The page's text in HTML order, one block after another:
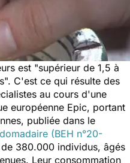
est "supérieur de 1,5 à
". C'est ce qui résulte des
au cours d'une
européenne Epic, portant
publiée dans le
(BEH n°20-
380.000 individus, âgés
Leur consommation